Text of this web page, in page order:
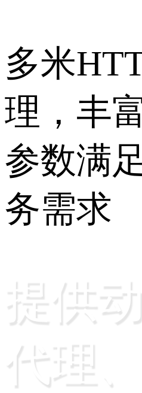
多米
理，丰
参数满
务需求
提供
代理